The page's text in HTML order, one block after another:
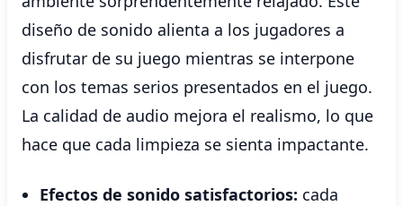
diseño de sonido alienta a los jugadores a
disfrutar de su juego mientras se interpone
con los temas serios presentados en el juego.
La calidad de audio mejora el realismo, lo que
hace que cada limpieza se sienta impactante.
Efectos de sonido satisfactorios: cada